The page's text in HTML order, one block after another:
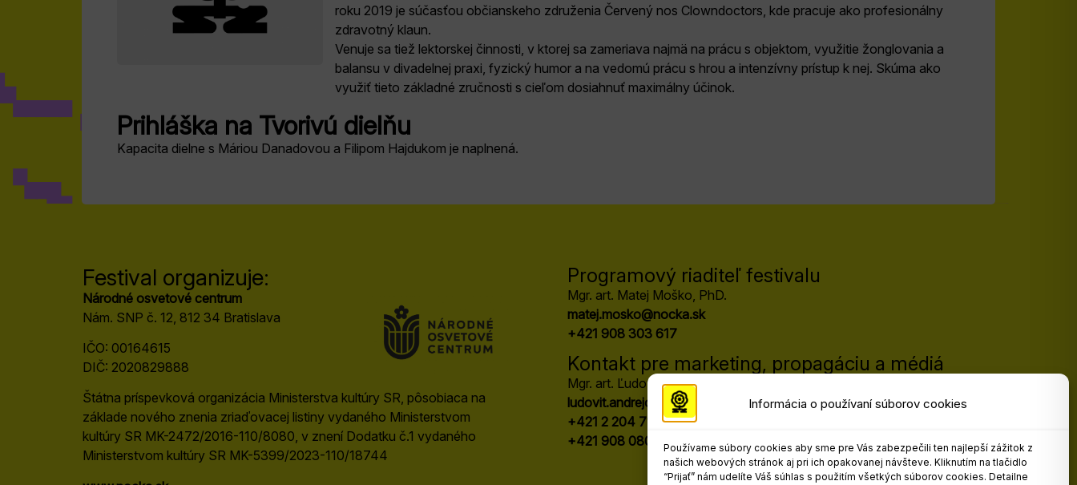
Informácia o používaní súborov cookies
Používame súbory cookies aby sme pre Vás zabezpečili ten najlepší zážitok z
našich webových stránok aj pri ich opakovanej návšteve. Kliknutím na tlačidlo
“Prijať” nám udelíte Váš súhlas s použitím všetkých súborov cookies. Detailne
roku 2019 je súčasťou občianskeho združenia Červený nos Clowndoctors, kde pracuje ako profesionálny
zdravotný klaun.
Venuje sa tiež lektorskej činnosti, v ktorej sa zameriava najmä na prácu s objektom, využitie žonglovania a
balansu v divadelnej praxi, fyzický humor a na vedomú prácu s hrou a intenzívny prístup k nej. Skúma ako
využiť tieto základné zručnosti s cieľom dosiahnuť maximálny účinok.
Prihláška na Tvorivú dielňu
Kapacita dielne s Máriou Danadovou a Filipom Hajdukom je naplnená.
Festival organizuje:
Národné osvetové centrum
Nám. SNP č. 12, 812 34 Bratislava
IČO: 00164615
DIČ: 2020829888
Štátna príspevková organizácia Ministerstva kultúry SR, pôsobiaca na
základe nového znenia zriaďovacej listiny vydaného Ministerstvom
kultúry SR MK-2472/2016-110/8080, v znení Dodatku č.1 vydaného
Ministerstvom kultúry SR MK-5399/2023-110/18744
Programový riaditeľ festivalu
Mgr. art. Matej Moško, PhD.
matej.mosko@nocka.sk
+421 908 303 617
Kontakt pre marketing, propagáciu a médiá
Mgr. art. Ľudovít Andrejo
ludovit.andrejo@nocka.sk
+421 2 204 71 240
+421 908 080 502